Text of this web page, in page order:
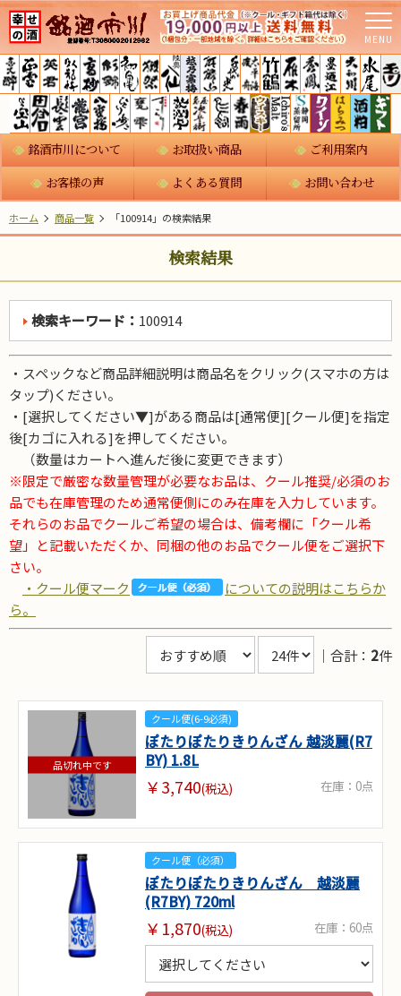
MENU
銘酒市川について お取扱い商品
ご利用案内
お客様の声
よくある質問 お問い合わせ
ホーム 商品一覧 「100914」の検索結果
検索結果
検索キーワード： 100914
・スペックなど商品詳細説明は商品名をクリック(スマホの方は
タップ)ください。
・[選択してください▼]がある商品は[通常便][クール便]を指定
後[カゴに入れる]を押してください。
（数量はカートへ進んだ後に変更できます）
※限定で厳密な数量管理が必要なお品は、クール推奨/必須のお
品でも在庫管理のため通常便側にのみ在庫を入力しています。
それらのお品でクールご希望の場合は、備考欄に「クール希
望」と記載いただくか、同梱の他のお品でクール便をご選択下
さい。
・クール便マーク
についての説明はこちらか
ら。
｜合計： 2件
品切れ中です
クール便(6-9必須)
ぽたりぽたりきりんざん 越淡麗(R7
BY) 1.8L
￥3,740(税込) 在庫：0点
クール便（必須）
ぽたりぽたりきりんざん 越淡麗
(R7BY) 720ml
￥1,870(税込) 在庫：60点